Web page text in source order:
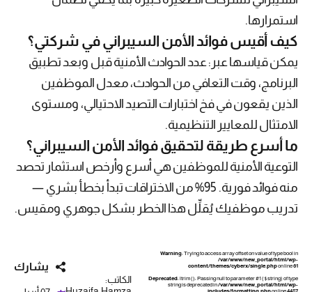
استمرارها.
كيف أقيس فوائد الأمن السيبراني في شركتي؟
يمكن قياسها عبر: عدد الحوادث الأمنية قبل وبعد تطبيق
البرنامج، وقت التعافي من الحوادث، معدل الموظفين
الذين يقعون في فخ اختبارات التصيد الاحتيالي، ومستوى
الامتثال للمعايير التنظيمية.
ما أسرع طريقة لتحقيق فوائد الأمن السيبراني؟
التوعية الأمنية للموظفين هي أسرع وأرخص استثمار تحصد
منه فوائد فورية. 95% من الاختراقات تبدأ بخطأ بشري —
تدريب موظفيك يُقلِّل هذا الخطر بشكل جوهري ومقيس.
Warning: Trying to access array offset on value of type bool in
/var/www/new_portal/html/wp-
content/themes/cyberx/single.phpon line61
Deprecated: ltrim(): Passing null to parameter #1 ($string) of type
string is deprecated in/var/www/new_portal/html/wp-
الكاتب:
يشارك